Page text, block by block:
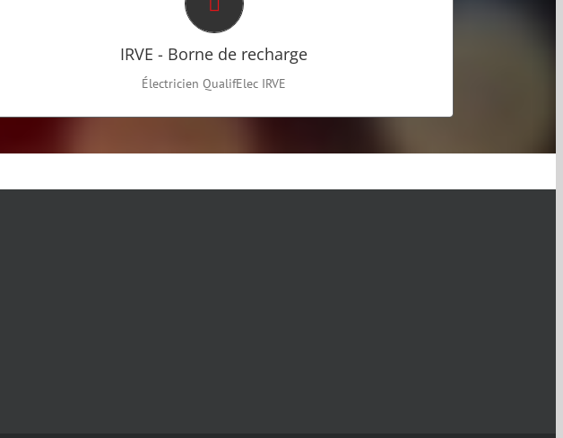
IRVE - Borne de recharge
Électricien QualifElec IRVE
Elite Elec propose de nombreuses solutions pour l’installation de vos bornes de
recharge pour véhicule électrique et hybride rechargeable.